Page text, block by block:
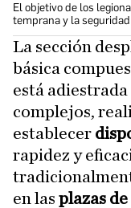
El objetivo de los
temprana y la
La sección
básica
está
complejos,
establecer
rapidez y
en las plazas